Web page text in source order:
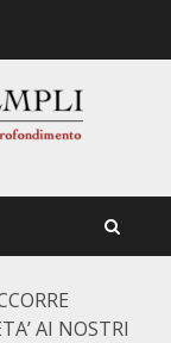
AI NOSTRI